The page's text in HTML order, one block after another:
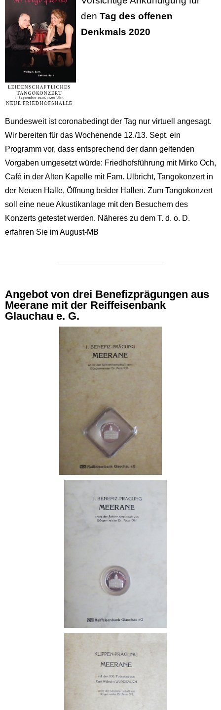
den Tag des offenen
Denkmals 2020
Bundesweit ist coronabedingt der Tag nur virtuell angesagt.
Wir bereiten für das Wochenende 12./13. Sept. ein
Programm vor, dass entsprechend der dann geltenden
Vorgaben umgesetzt würde: Friedhofsführung mit Mirko Och,
Café in der Alten Kapelle mit Fam. Ulbricht, Tangokonzert in
der Neuen Halle, Öffnung beider Hallen. Zum Tangokonzert
soll eine neue Akustikanlage mit den Besuchern des
Konzerts getestet werden. Näheres zu dem T. d. o. D.
erfahren Sie im August-MB
Angebot von drei Benefizprägungen aus
Meerane mit der Reiffeisenbank
Glauchau e. G.